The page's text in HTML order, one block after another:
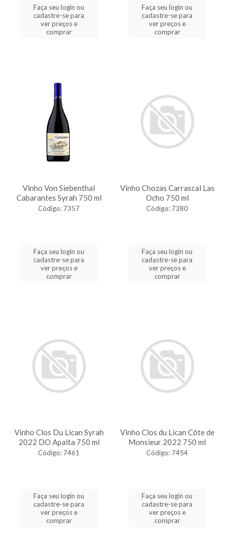
Faça seu login ou
cadastre-se para
ver preços e
comprar
Faça seu login ou
cadastre-se para
ver preços e
comprar
Vinho Von Siebenthal
Cabarantes Syrah 750 ml
Código: 7357
Faça seu login ou
cadastre-se para
ver preços e
comprar
Vinho Chozas Carrascal Las
Ocho 750 ml
Código: 7380
Faça seu login ou
cadastre-se para
ver preços e
comprar
Vinho Clos Du Lican Syrah
2022 DO Apalta 750 ml
Código: 7461
Faça seu login ou
cadastre-se para
ver preços e
comprar
Vinho Clos du Lican Côte de
Monsieur 2022 750 ml
Código: 7454
Faça seu login ou
cadastre-se para
ver preços e
comprar